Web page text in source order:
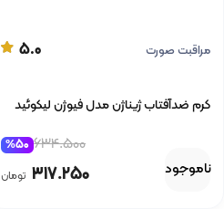
مراقبت صورت 5.0
کرم ضدآفتاب ژیناژن مدل فیوژن لیکوئید
634.500
%50
317.250 تومان ناموجود